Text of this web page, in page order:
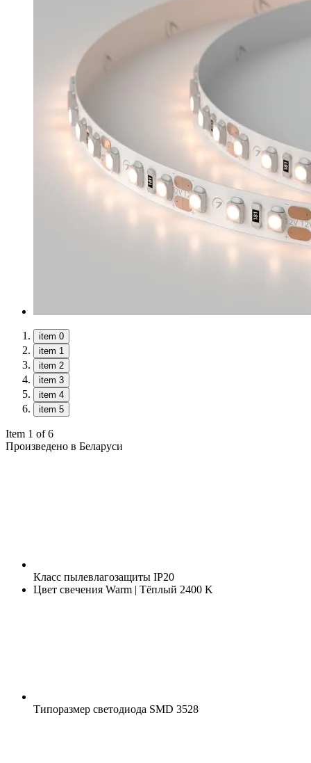
item 0
item 1
item 2
item 3
item 4
item 5
Item 1 of 6
Произведено в Беларуси
Класс пылевлагозащиты IP20
Цвет свечения Warm | Тёплый 2400 K
Типоразмер светодиода SMD 3528